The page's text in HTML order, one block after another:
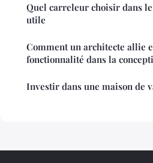
Quel carreleur choisir dans
utile
Comment un architecte allie
fonctionnalité dans la
Investir dans une maison de